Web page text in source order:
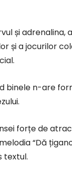
și adrenalina,
și a jocurilor
binele n-are
forțe de
“Dă
textul.